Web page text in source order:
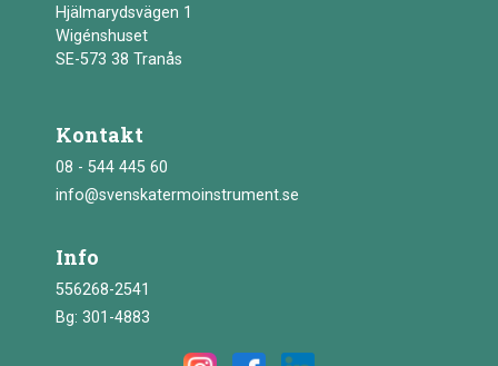
Hjälmarydsvägen 1
Wigénshuset
SE-573 38 Tranås
Kontakt
08 - 544 445 60
info@svenskatermoinstrument.se
Info
556268-2541
Bg: 301-4883